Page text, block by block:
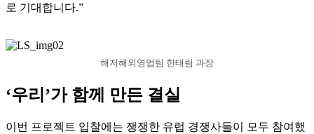
로 기대합니다.”
해저해외영업팀 한태림 과장
‘우리’가 함께 만든 결실
이번 프로젝트 입찰에는 쟁쟁한 유럽 경쟁사들이 모두 참여했